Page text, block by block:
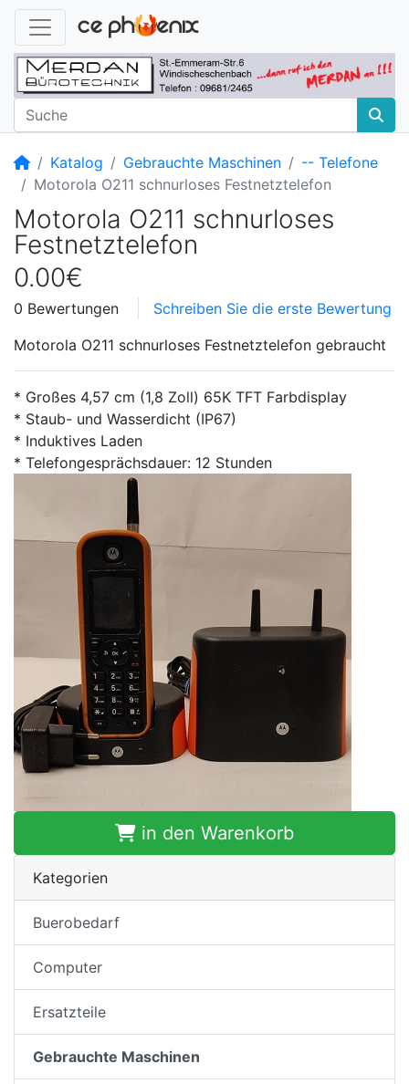
Startseite
Katalog Gebrauchte Maschinen
-- Telefone
Motorola O211 schnurloses Festnetztelefon
Motorola O211 schnurloses
Festnetztelefon
0.00€
0 Bewertungen
Schreiben Sie die erste Bewertung
Motorola O211 schnurloses Festnetztelefon gebraucht
* Großes 4,57 cm (1,8 Zoll) 65K TFT Farbdisplay
* Staub- und Wasserdicht (IP67)
* Induktives Laden
* Telefongesprächsdauer: 12 Stunden
in den Warenkorb
Kategorien
Buerobedarf
Computer
Ersatzteile
Gebrauchte Maschinen